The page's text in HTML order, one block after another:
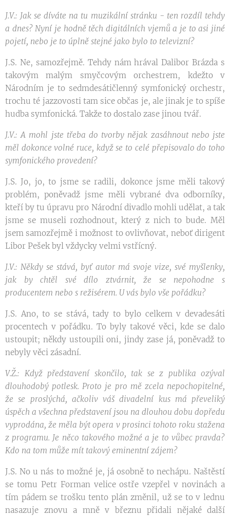
J.V.: Jak se díváte na tu muzikální stránku - ten rozdíl tehdy
a dnes? Nyní je hodně těch digitálních vjemů a je to asi jiné
pojetí, nebo je to úplně stejné jako bylo to televizní?
J.S. Ne, samozřejmě. Tehdy nám hrával Dalibor Brázda s
takovým malým smyčcovým orchestrem, kdežto v
Národním je to sedmdesátičlenný symfonický orchestr,
trochu té jazzovosti tam sice občas je, ale jinak je to spíše
hudba symfonická. Takže to dostalo zase jinou tvář.
J.V.: A mohl jste třeba do tvorby nějak zasáhnout nebo jste
měl dokonce volné ruce, když se to celé přepisovalo do toho
symfonického provedení?
J.S. Jo, jo, to jsme se radili, dokonce jsme měli takový
problém, poněvadž jsme měli vybrané dva odborníky,
kteří by tu úpravu pro Národní divadlo mohli udělat, a tak
jsme se museli rozhodnout, který z nich to bude. Měl
jsem samozřejmě i možnost to ovlivňovat, neboť dirigent
Libor Pešek byl vždycky velmi vstřícný.
J.V.: Někdy se stává, byť autor má svoje vize, své myšlenky,
jak by chtěl své dílo ztvárnit, že se nepohodne s
producentem nebo s režisérem. U vás bylo vše pořádku?
J.S. Ano, to se stává, tady to bylo celkem v devadesáti
procentech v pořádku. To byly takové věci, kde se dalo
ustoupit; někdy ustoupili oni, jindy zase já, poněvadž to
nebyly věci zásadní.
V.Ž.: Když představení skončilo, tak se z publika ozýval
dlouhodobý potlesk. Proto je pro mě zcela nepochopitelné,
že se proslýchá, ačkoliv váš divadelní kus má převeliký
úspěch a všechna představení jsou na dlouhou dobu dopředu
vyprodána, že měla být opera v prosinci tohoto roku stažena
z programu. Je něco takového možné a je to vůbec pravda?
Kdo na tom může mít takový eminentní zájem?
J.S. No u nás to možné je, já osobně to nechápu. Naštěstí
se tomu Petr Forman velice ostře vzepřel v novinách a
tím pádem se trošku tento plán změnil, už se to v lednu
nasazuje znovu a mně v březnu přidali nějaké další